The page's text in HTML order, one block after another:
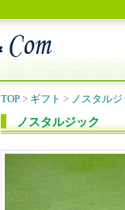
TOP > ギフト > ノスタル
ノスタルジック